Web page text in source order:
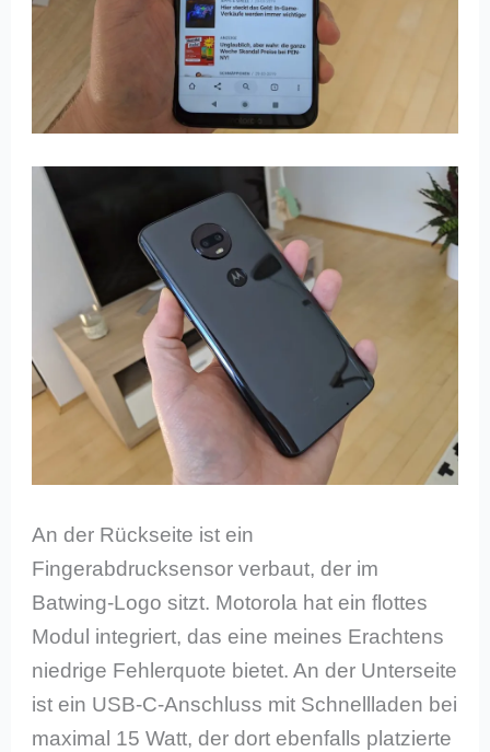
An der Rückseite ist ein
Fingerabdrucksensor verbaut, der im
Batwing-Logo sitzt. Motorola hat ein flottes
Modul integriert, das eine meines Erachtens
niedrige Fehlerquote bietet. An der Unterseite
ist ein USB-C-Anschluss mit Schnellladen bei
maximal 15 Watt, der dort ebenfalls platzierte